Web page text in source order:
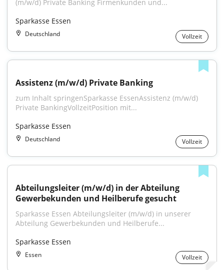
(m/w/d) Private Banking Firmenkunden und...
Sparkasse Essen
Deutschland Vollzeit
Assistenz (m/w/d) Private Banking
zum Inhalt springenSparkasse EssenAssistenz (m/w/d)
Private BankingVollzeitPosition mit...
Sparkasse Essen
Deutschland Vollzeit
Abteilungsleiter (m/w/d) in der Abteilung
Gewerbekunden und Heilberufe gesucht
Sparkasse Essen Abteilungsleiter (m/w/d) in unserer
Abteilung Gewerbekunden und Heilberufe...
Sparkasse Essen
Essen Vollzeit